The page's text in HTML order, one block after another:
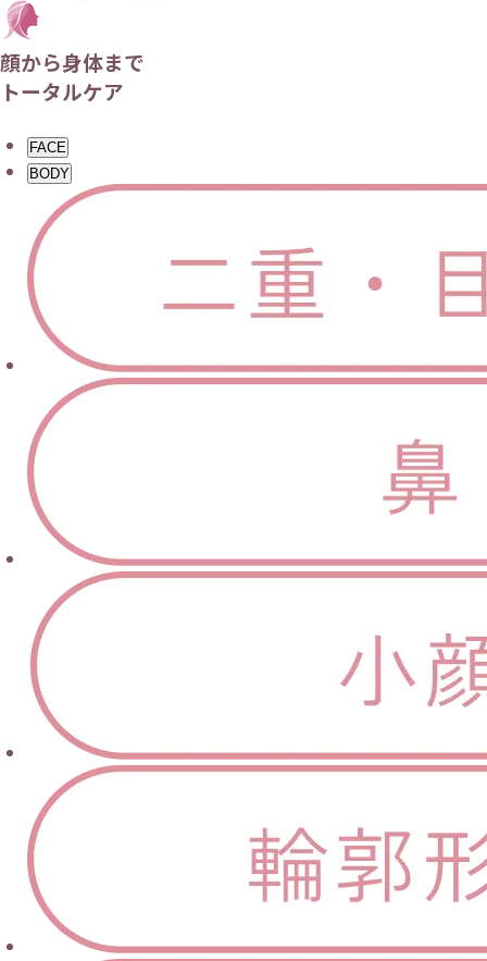
顔から身体まで
トータルケア
FACE
BODY